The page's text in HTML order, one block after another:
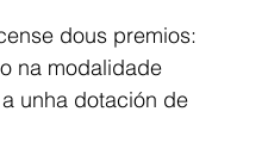
dous premios:
na modalidade
unha dotación de